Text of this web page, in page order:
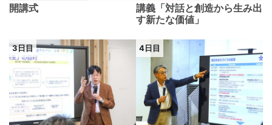
開講式
講義「対話と創造から生み出
す新たな価値」
3日目 4日目